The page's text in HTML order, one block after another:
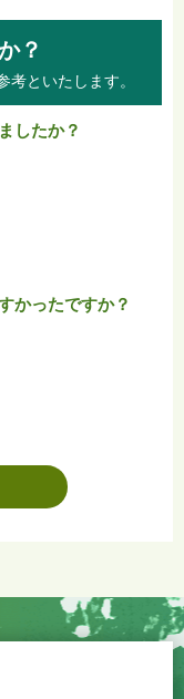
？
といたします。
したか？
かったですか？